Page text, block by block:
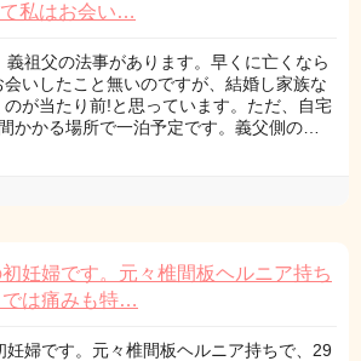
て私はお会い…
義祖父の法事があります。早くに亡くなら
いしたこと無いのですが、結婚し家族な
が当たり前!と思っています。ただ、自宅
かかる場所で一泊予定です。義父側の…
妊婦です。元々椎間板ヘルニア持ち
では痛みも特…
妊婦です。元々椎間板ヘルニア持ちで、29